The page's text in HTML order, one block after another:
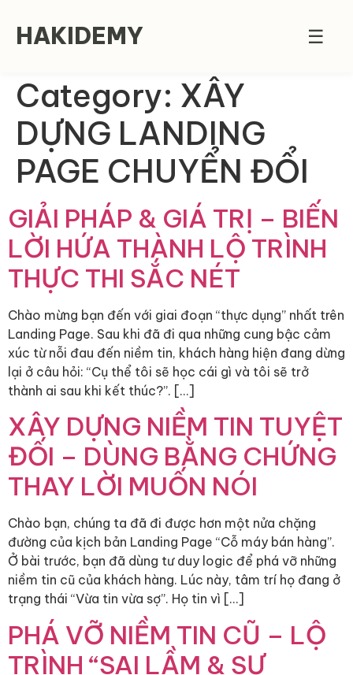
HAKIDEMY ☰
Category: XÂY
DỰNG LANDING
PAGE CHUYỂN ĐỔI
GIẢI PHÁP & GIÁ TRỊ – BIẾN
LỜI HỨA THÀNH LỘ TRÌNH
THỰC THI SẮC NÉT
Chào mừng bạn đến với giai đoạn “thực dụng” nhất trên
Landing Page. Sau khi đã đi qua những cung bậc cảm
xúc từ nỗi đau đến niềm tin, khách hàng hiện đang dừng
lại ở câu hỏi: “Cụ thể tôi sẽ học cái gì và tôi sẽ trở
thành ai sau khi kết thúc?”. […]
XÂY DỰNG NIỀM TIN TUYỆT
ĐỐI – DÙNG BẰNG CHỨNG
THAY LỜI MUỐN NÓI
Chào bạn, chúng ta đã đi được hơn một nửa chặng
đường của kịch bản Landing Page “Cỗ máy bán hàng”.
Ở bài trước, bạn đã dùng tư duy logic để phá vỡ những
niềm tin cũ của khách hàng. Lúc này, tâm trí họ đang ở
trạng thái “Vừa tin vừa sợ”. Họ tin vì […]
PHÁ VỠ NIỀM TIN CŨ – LỘ
TRÌNH “SAI LẦM & SỰ